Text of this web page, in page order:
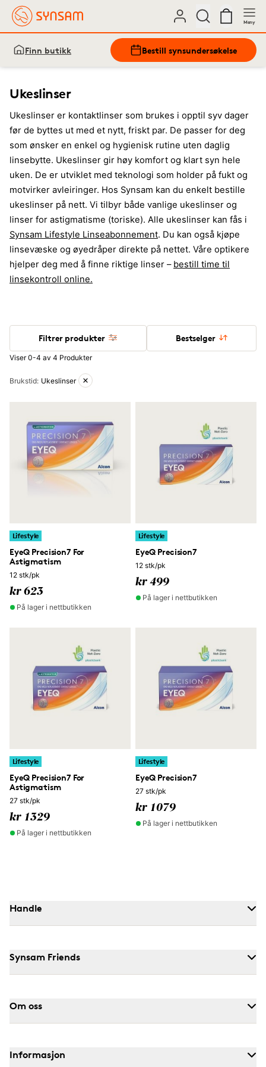
Meny
Finn butikk Bestill synsundersøkelse
Ukeslinser
Ukeslinser er kontaktlinser som brukes i opptil syv dager
før de byttes ut med et nytt, friskt par. De passer for deg
som ønsker en enkel og hygienisk rutine uten daglig
linsebytte. Ukeslinser gir høy komfort og klart syn hele
uken. De er utviklet med teknologi som holder på fukt og
motvirker avleiringer. Hos Synsam kan du enkelt bestille
ukeslinser på nett. Vi tilbyr både vanlige ukeslinser og
linser for astigmatisme (toriske). Alle ukeslinser kan fås i
Synsam Lifestyle Linseabonnement. Du kan også kjøpe
linsevæske og øyedråper direkte på nettet. Våre optikere
hjelper deg med å finne riktige linser – bestill time til
linsekontroll online.
Filtrer produkter Bestselger
Viser 0-4 av 4 Produkter
Aktive filtre
Brukstid: Ukeslinser
Lifestyle
EyeQ Precision7 For
Astigmatism
12 stk/pk
kr 623
På lager i nettbutikken
Lifestyle
EyeQ Precision7
12 stk/pk
kr 499
På lager i nettbutikken
Lifestyle
EyeQ Precision7 For
Astigmatism
27 stk/pk
kr 1329
På lager i nettbutikken
Lifestyle
EyeQ Precision7
27 stk/pk
kr 1079
På lager i nettbutikken
Handle
Synsam Friends
Om oss
Informasjon